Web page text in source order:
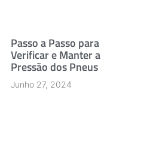
Passo a Passo para
Verificar e Manter a
Pressão dos Pneus
Junho 27, 2024